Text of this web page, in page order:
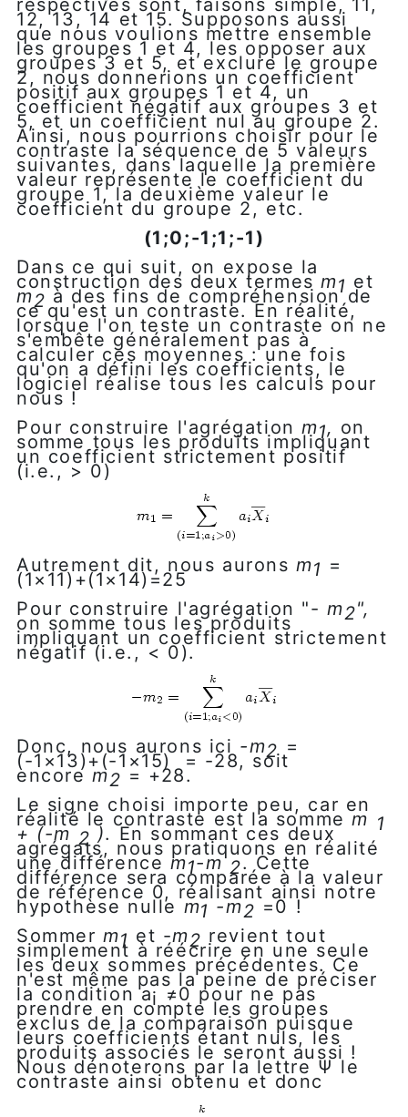
respectives sont, faisons simple, 11,
12, 13, 14 et 15. Supposons aussi
que nous voulions mettre ensemble
les groupes 1 et 4, les opposer aux
groupes 3 et 5, et exclure le groupe
2, nous donnerions un coefficient
positif aux groupes 1 et 4, un
coefficient négatif aux groupes 3 et
5, et un coefficient nul au groupe 2.
Ainsi, nous pourrions choisir pour le
contraste la séquence de 5 valeurs
suivantes, dans laquelle la première
valeur représente le coefficient du
groupe 1, la deuxième valeur le
coefficient du groupe 2, etc.
(1;0;-1;1;-1)
Dans ce qui suit, on expose la
construction des deux termesm1 et
m2 à des fins de compréhension de
ce qu'est un contraste. En réalité,
lorsque l'on teste un contraste on ne
s'embête généralement pas à
calculer ces moyennes : une fois
qu'on a défini les coefficients, le
logiciel réalise tous les calculs pour
nous !
Pour construire l'agrégationm1, on
somme tous les produits impliquant
un coefficient strictement positif
(i.e., > 0)
Autrement dit, nous auronsm1 =
(1×11)+(1×14)=25
Pour construire l'agrégation "-m2",
on somme tous les produits
impliquant un coefficient strictement
négatif (i.e., < 0).
Donc, nous aurons ici -m2 =
(-1×13)+(-1×15) = -28, soit
encorem2 = +28.
Le signe choisi importe peu, car en
réalité le contraste est la sommem 1
+ (-m2). En sommant ces deux
agrégats, nous pratiquons en réalité
une différencem1-m 2. Cette
différence sera comparée à la valeur
de référence 0, réalisant ainsi notre
hypothèse nulle m1 -m2 =0 !
Sommerm1 et -m2 revient tout
simplement à réécrire en une seule
les deux sommes précédentes. Ce
n'est même pas la peine de préciser
la condition ai ≠0 pour ne pas
prendre en compte les groupes
exclus de la comparaison puisque
leurs coefficients étant nuls, les
produits associés le seront aussi !
Nous dénoterons par la lettre Ψ le
contraste ainsi obtenu et donc